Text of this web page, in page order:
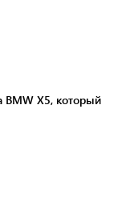
BMW Х5, который